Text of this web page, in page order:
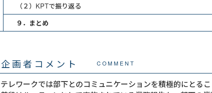
（２）KPTで振り返る
９．まとめ
企画者コメント COMMENT
テレワークでは部下とのコミュニケーションを積極的にとる